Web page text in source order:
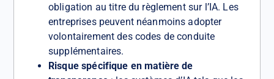
obligation au titre du règlement sur l’IA. Les
entreprises peuvent néanmoins adopter
volontairement des codes de conduite
supplémentaires.
Risque spécifique en matière de